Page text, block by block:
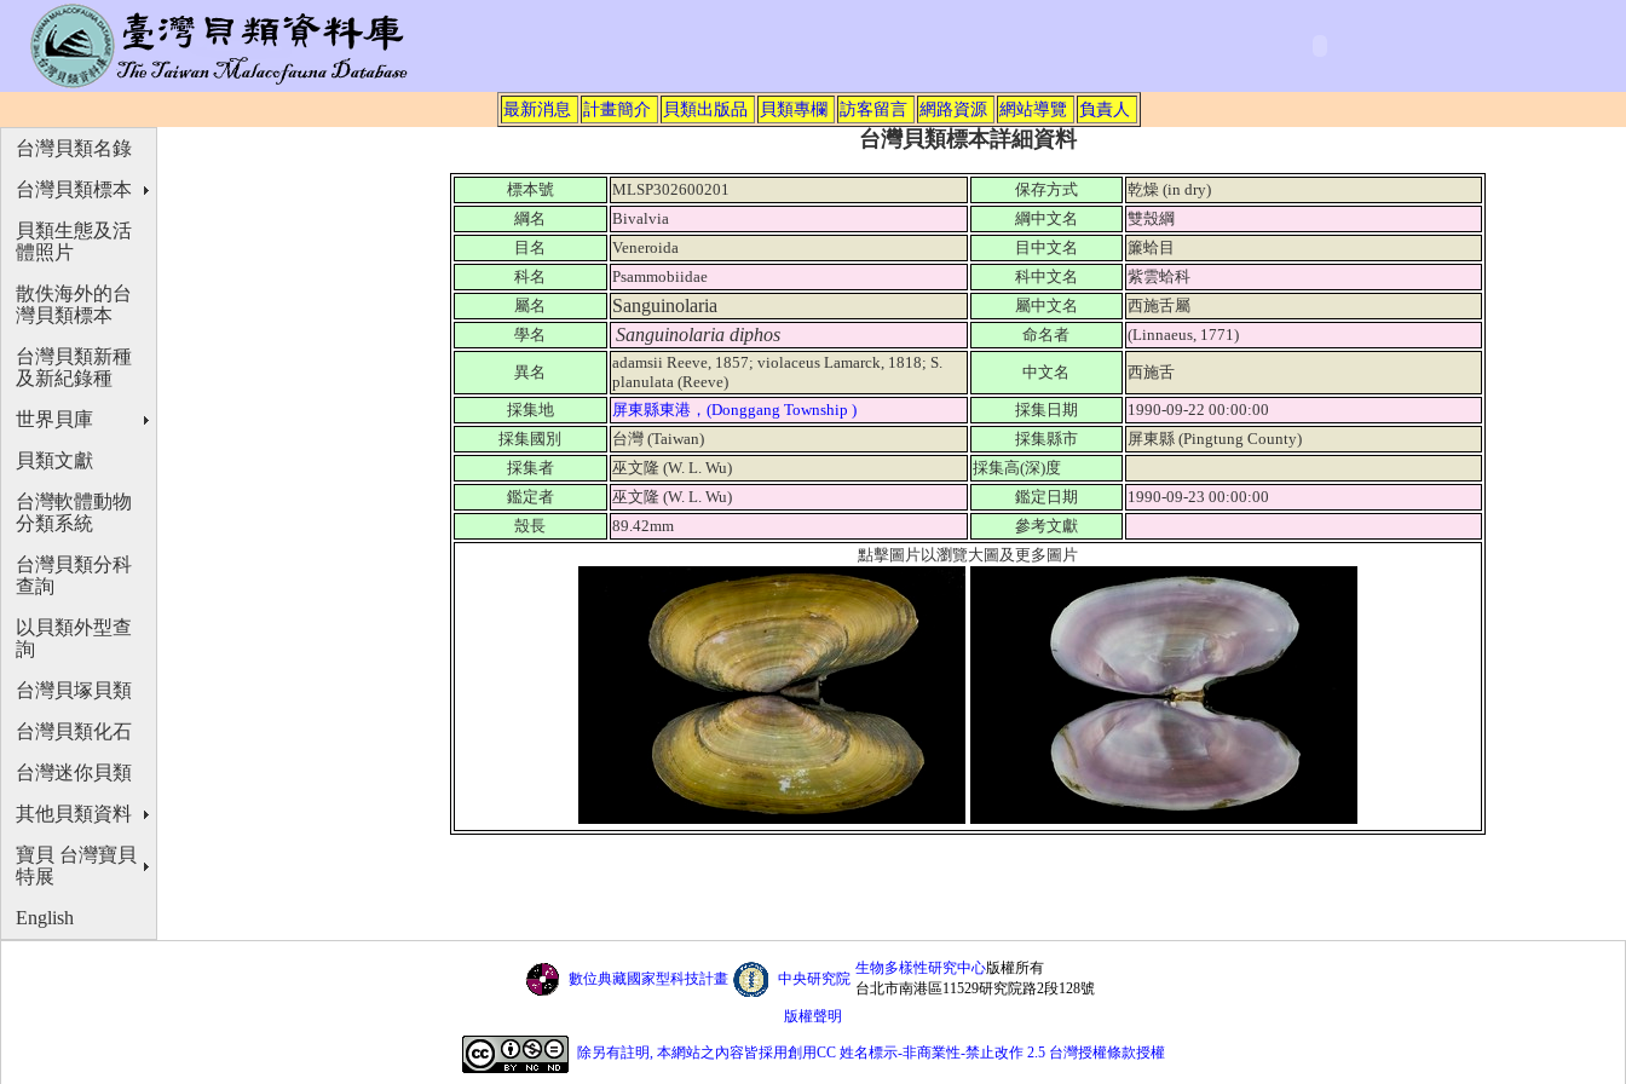
最新消息 計畫簡介 貝類出版品 貝類專欄 訪客留言 網路資源 網站導覽 負責人
台灣貝類標本詳細資料
標本號 MLSP302600201 保存方式
乾燥 (in dry)
綱名
Bivalvia 綱中文名
雙殼綱
目名
Veneroida 目中文名
簾蛤目
科名
Psammobiidae 科中文名
紫雲蛤科
屬名
Sanguinolaria 屬中文名
西施舌屬
學名
Sanguinolaria diphos 命名者 (Linnaeus, 1771)
異名
adamsii Reeve, 1857; violaceus Lamarck, 1818; S.
planulata (Reeve)
中文名 西施舌
採集地 屏東縣東港，(Donggang Township ) 採集日期
1990-09-22 00:00:00
採集國別
台灣 (Taiwan) 採集縣市
屏東縣 (Pingtung County)
採集者
巫文隆 (W. L. Wu)
採集高(深)度
鑑定者
巫文隆 (W. L. Wu) 鑑定日期
1990-09-23 00:00:00
殼長
89.42mm
參考文獻
點擊圖片以瀏覽大圖及更多圖片
台灣貝類名錄
台灣貝類標本
貝類生態及活
體照片
散佚海外的台
灣貝類標本
台灣貝類新種
及新紀錄種
世界貝庫
貝類文獻
台灣軟體動物
分類系統
台灣貝類分科
查詢
以貝類外型查
詢
台灣貝塚貝類
台灣貝類化石
台灣迷你貝類
其他貝類資料
寶貝 台灣寶貝
特展
English
數位典藏國家型科技計畫 中央研究院
生物多樣性研究中心版權所有
台北市南港區11529研究院路2段128號
版權聲明
除另有註明, 本網站之內容皆採用創用CC 姓名標示-非商業性-禁止改作 2.5 台灣授權條款授權